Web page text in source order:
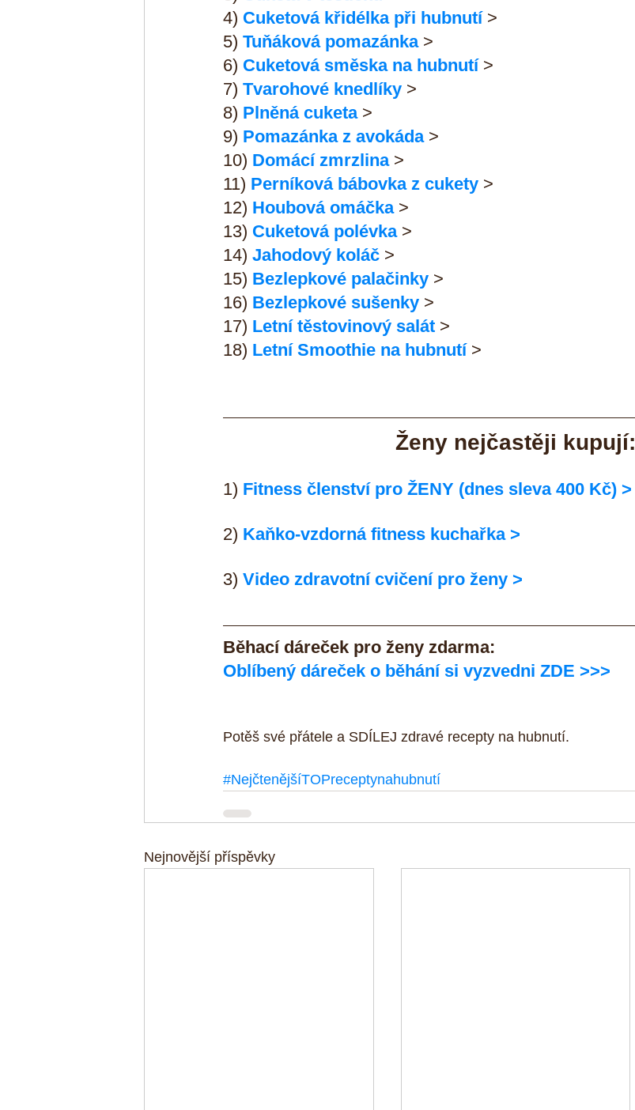
4) Cuketová křidélka při hubnutí >
5) Tuňáková pomazánka >
6) Cuketová směska na hubnutí >
7) Tvarohové knedlíky >
8) Plněná cuketa >
9) Pomazánka z avokáda >
10) Domácí zmrzlina >
11) Perníková bábovka z cukety >
12) Houbová omáčka >
13) Cuketová polévka >
14) Jahodový koláč >
15) Bezlepkové palačinky >
16) Bezlepkové sušenky >
17) Letní těstovinový salát >
18) Letní Smoothie na hubnutí >
Ženy nejčastěji kupují:
1) Fitness členství pro ŽENY (dnes sleva 400 Kč) >
2) Kaňko-vzdorná fitness kuchařka >
3) Video zdravotní cvičení pro ženy >
Běhací dáreček pro ženy zdarma:
Oblíbený dáreček o běhání si vyzvedni ZDE >>>
Potěš své přátele a SDÍLEJ zdravé recepty na hubnutí.
#NejčtenějšíTOPreceptynahubnutí
Nejnovější příspěvky